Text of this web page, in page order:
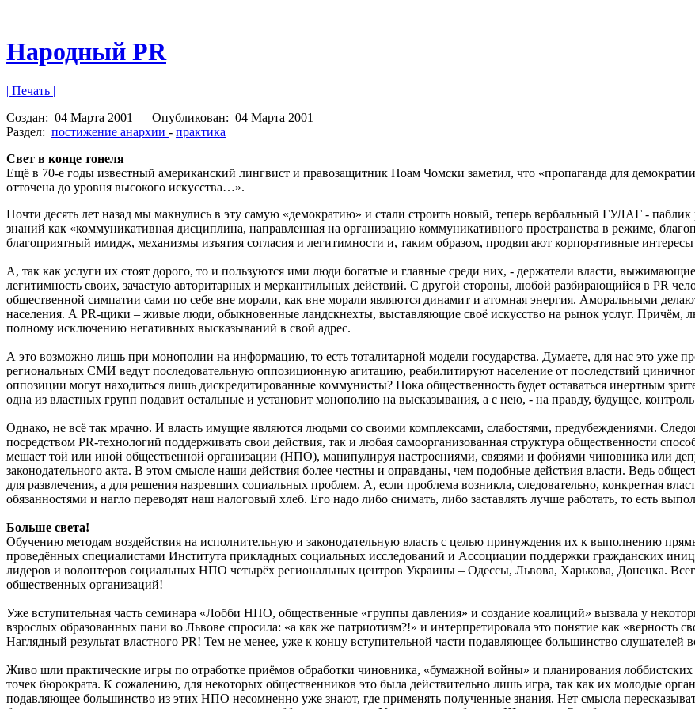
Народный PR
| Печать |
Создан: 04 Марта 2001 Опубликован: 04 Марта 2001
Раздел: постижение анархии - практика
Свет в конце тонеля
Ещё в 70-е годы известный американский лингвист и правозащитник Ноам Чомски заметил, что «пропаганда для
отточена до уровня высокого искусства…».
Почти десять лет назад мы макнулись в эту самую «демократию» и стали строить новый, теперь вербальный ГУЛАГ - паблик
знаний как «коммуникативная дисциплина, направленная на организацию коммуникативного пространства в режиме,
благоприятный имидж, механизмы изъятия согласия и легитимности и, таким образом, продвигают корпоративные интересы
А, так как услуги их стоят дорого, то и пользуются ими люди богатые и главные среди них, - держатели власти,
легитимность своих, зачастую авторитарных и меркантильных действий. С другой стороны, любой разбирающийся в PR
общественной симпатии сами по себе вне морали, как вне морали являются динамит и атомная энергия. Аморальными
населения. А PR-щики – живые люди, обыкновенные ландскнехты, выставляющие своё искусство на рынок услуг. Причём,
полному исключению негативных высказываний в свой адрес.
А это возможно лишь при монополии на информацию, то есть тоталитарной модели государства. Думаете, для нас это уже
региональных СМИ ведут последовательную оппозиционную агитацию, реабилитируют население от последствий
оппозиции могут находиться лишь дискредитированные коммунисты? Пока общественность будет оставаться инертным
одна из властных групп подавит остальные и установит монополию на высказывания, а с нею, - на правду, будущее,
Однако, не всё так мрачно. И власть имущие являются людьми со своими комплексами, слабостями, предубеждениями.
посредством PR-технологий поддерживать свои действия, так и любая самоорганизованная структура общественности
мешает той или иной общественной организации (НПО), манипулируя настроениями, связями и фобиями чиновника или
законодательного акта. В этом смысле наши действия более честны и оправданы, чем подобные действия власти. Ведь
для развлечения, а для решения назревших социальных проблем. А, если проблема возникла, следовательно, конкретная
обязанностями и нагло переводят наш налоговый хлеб. Его надо либо снимать, либо заставлять лучше работать, то есть
Больше света!
Обучению методам воздействия на исполнительную и законодательную власть с целью принуждения их к выполнению
проведённых специалистами Института прикладных социальных исследований и Ассоциации поддержки гражданских
лидеров и волонтеров социальных НПО четырёх региональных центров Украины – Одессы, Львова, Харькова, Донецка.
общественных организаций!
Уже вступительная часть семинара «Лобби НПО, общественные «группы давления» и создание коалиций» вызвала у
взрослых образованных пани во Львове спросила: «а как же патриотизм?!» и интерпретировала это понятие как «верность
Наглядный результат властного PR! Тем не менее, уже к концу вступительной части подавляющее большинство слушателей
Живо шли практические игры по отработке приёмов обработки чиновника, «бумажной войны» и планирования
точек бюрократа. К сожалению, для некоторых общественников это была действительно лишь игра, так как их молодые
подавляющее большинство из этих НПО несомненно уже знают, где применять полученные знания. Нет смысла